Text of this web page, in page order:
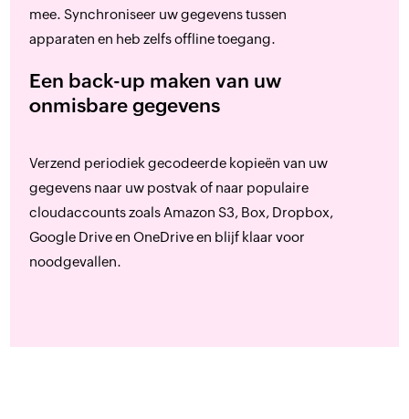
mee. Synchroniseer uw gegevens tussen
apparaten en heb zelfs offline toegang.
Een back-up maken van uw
onmisbare gegevens
Verzend periodiek gecodeerde kopieën van uw
gegevens naar uw postvak of naar populaire
cloudaccounts zoals Amazon S3, Box, Dropbox,
Google Drive en OneDrive en blijf klaar voor
noodgevallen.